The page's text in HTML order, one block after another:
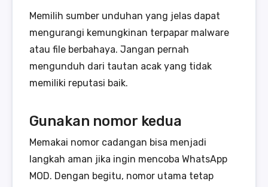
Memilih sumber unduhan yang jelas dapat
mengurangi kemungkinan terpapar malware
atau file berbahaya. Jangan pernah
mengunduh dari tautan acak yang tidak
memiliki reputasi baik.
Gunakan nomor kedua
Memakai nomor cadangan bisa menjadi
langkah aman jika ingin mencoba WhatsApp
MOD. Dengan begitu, nomor utama tetap